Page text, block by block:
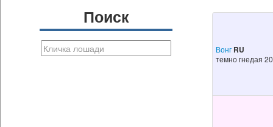
Поиск
Вонг RU
темно гнедая